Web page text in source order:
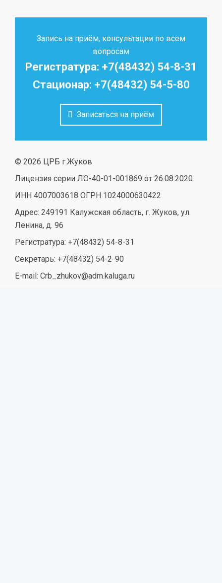
Запись на приём, консультации по всем
вопросам
Регистратура: +7(48432) 54-8-31
Стационар: +7(48432) 54-5-80
Записаться на приём
© 2026 ЦРБ г.Жуков
Лицензия серии ЛО-40-01-001869 от 26.08.2020
ИНН 4007003618 ОГРН 1024000630422
Адрес: 249191 Калужская область, г. Жуков, ул.
Ленина, д. 96
Регистратура: +7(48432) 54-8-31
Секретарь: +7(48432) 54-2-90
E-mail: Crb_zhukov@adm.kaluga.ru